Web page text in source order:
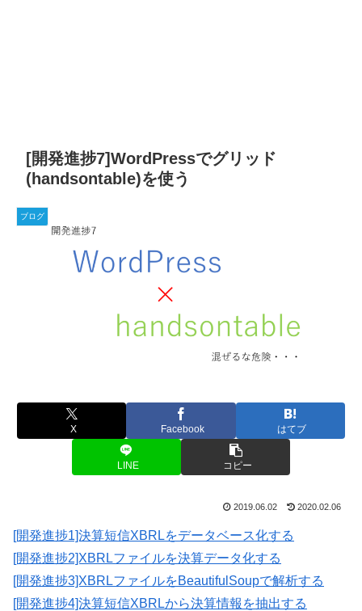
[開発進捗7]WordPressでグリッド
(handsontable)を使う
ブログ
X Facebook はてブ
LINE コピー
2019.06.02 2020.02.06
[開発進捗1]決算短信XBRLをデータベース化する
[開発進捗2]XBRLファイルを決算データ化する
[開発進捗3]XBRLファイルをBeautifulSoupで解析する
[開発進捗4]決算短信XBRLから決算情報を抽出する